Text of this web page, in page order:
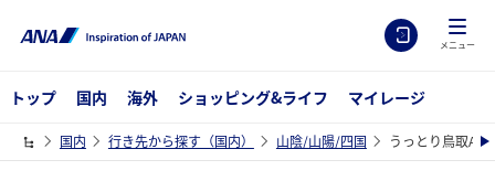
メニュー
トップ 国内 海外 ショッピング&ライフ マイレージ
国内 行き先から探す（国内） 山陰/山陽/四国 うっとり鳥取ANA